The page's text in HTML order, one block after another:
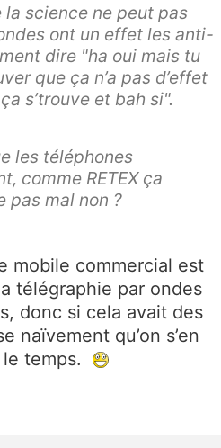
la science ne peut pas
ont un effet les anti-
dire "ha oui mais tu
que ça n’a pas d’effet
s’trouve et bah si".
les téléphones
comme RETEX ça
pas mal non ?
mobile commercial est
télégraphie par ondes
donc si cela avait des
naïvement qu’on s’en
temps.